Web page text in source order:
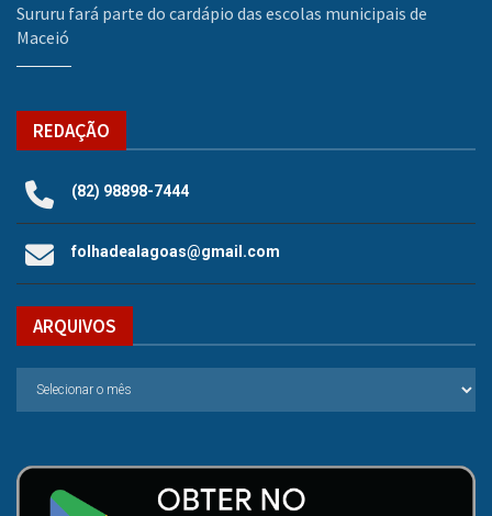
Sururu fará parte do cardápio das escolas municipais de
Maceió
REDAÇÃO
(82) 98898-7444
folhadealagoas@gmail.com
ARQUIVOS